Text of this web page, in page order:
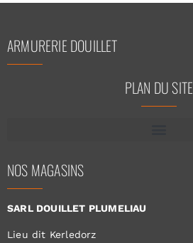
ARMURERIE DOUILLET
PLAN DU SITE
NOS MAGASINS
SARL DOUILLET PLUMELIAU
Lieu dit Kerledorz